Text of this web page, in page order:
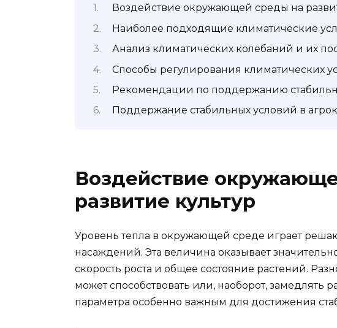
Воздействие окружающей среды на
Наиболее подходящие климатические
Анализ климатических колебаний и их
Способы регулирования климатических
Рекомендации по поддержанию
Поддержание стабильных условий в
Воздействие
развитие культур
Уровень тепла в окружающей среде играет
насаждений. Эта величина оказывает
скорость роста и общее состояние растений.
может способствовать или, наоборот, замедлять
параметра особенно важным для достижения